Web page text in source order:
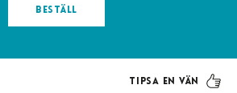
Beställ
Tipsa en vän